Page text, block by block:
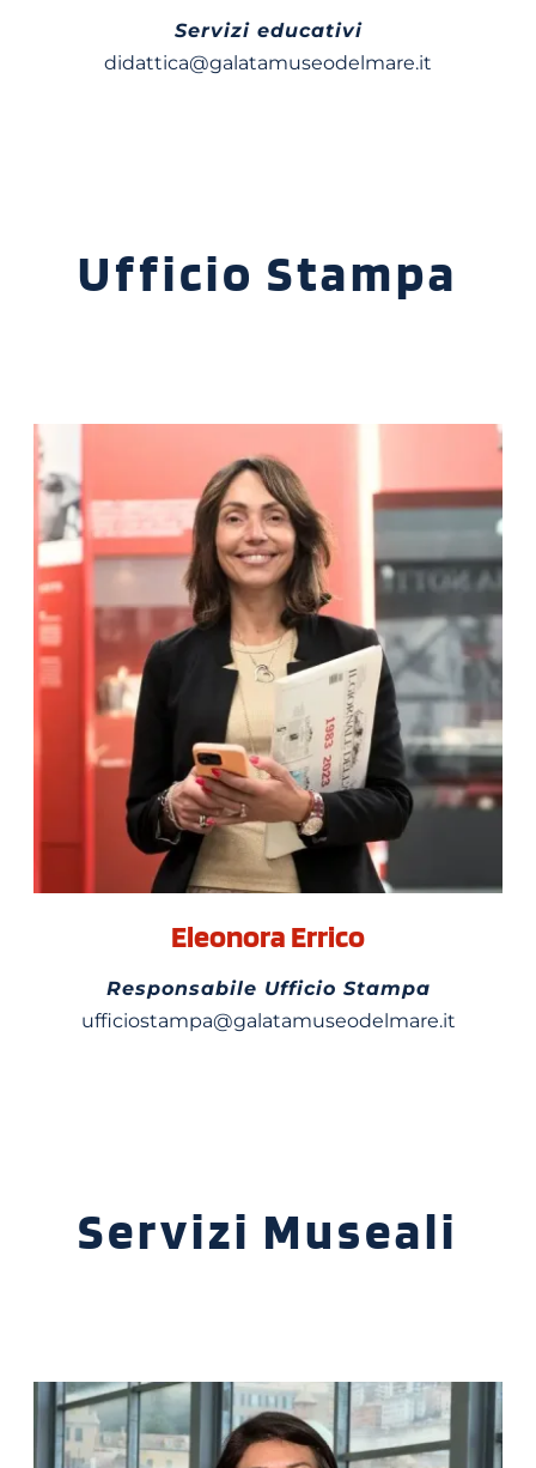
Servizi educativi
didattica@galatamuseodelmare.it
Ufficio Stampa
Eleonora Errico
Responsabile Ufficio Stampa
ufficiostampa@galatamuseodelmare.it
Servizi Museali